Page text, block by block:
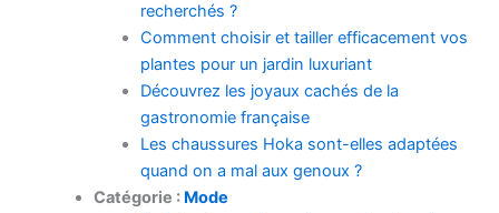
recherchés ?
Comment choisir et tailler efficacement vos
plantes pour un jardin luxuriant
Découvrez les joyaux cachés de la
gastronomie française
Les chaussures Hoka sont-elles adaptées
quand on a mal aux genoux ?
Catégorie : Mode